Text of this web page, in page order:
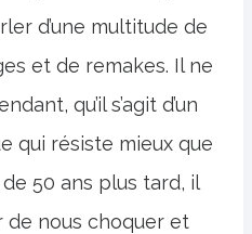
d’une multitude de
et de remakes. Il ne
qu’il s’agit d’un
qui résiste mieux que
50 ans plus tard, il
de nous choquer et